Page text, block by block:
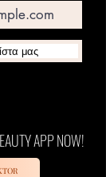
Εγγραφείτε στη λίστα μας
APP NOW!